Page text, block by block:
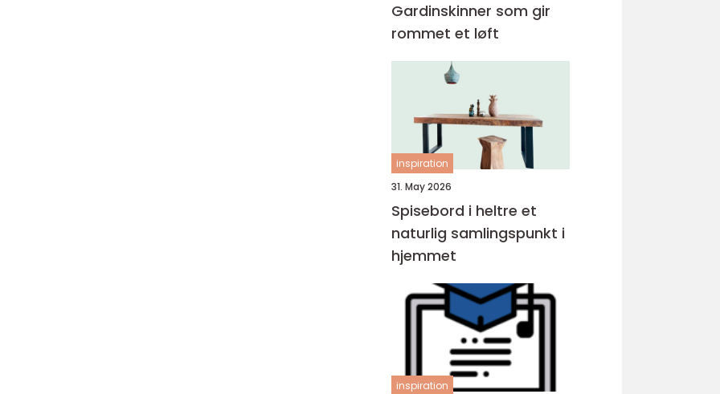
Gardinskinner som gir
rommet et løft
inspiration
31. May 2026
Spisebord i heltre et
naturlig samlingspunkt i
hjemmet
inspiration